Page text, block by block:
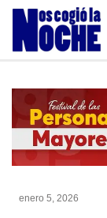
enero 5, 2026